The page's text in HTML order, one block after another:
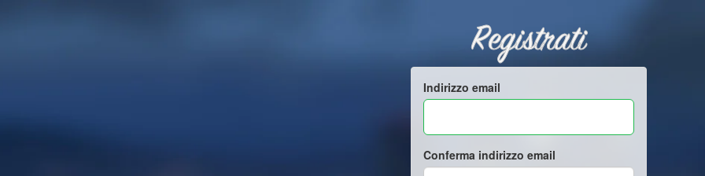
Registrati
Indirizzo email
Conferma indirizzo email